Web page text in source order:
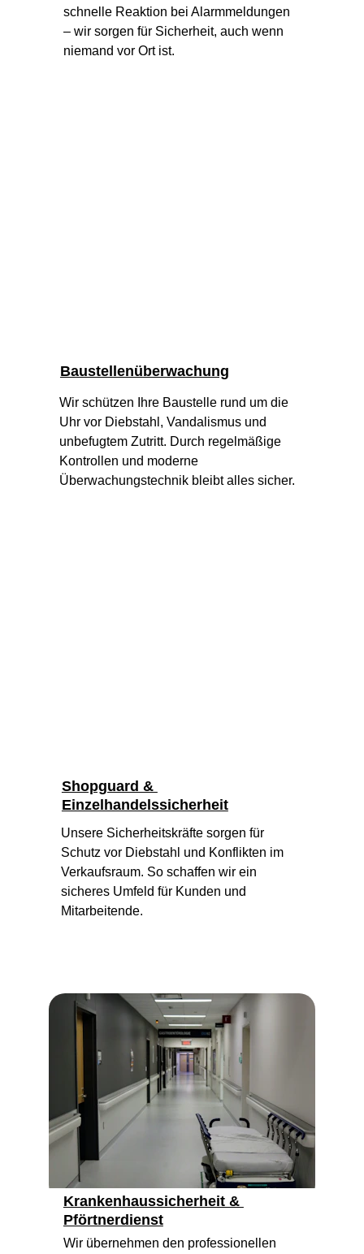
schnelle Reaktion bei Alarmmeldungen
– wir sorgen für Sicherheit, auch wenn
niemand vor Ort ist.
Baustellenüberwachung
Wir schützen Ihre Baustelle rund um die
Uhr vor Diebstahl, Vandalismus und
unbefugtem Zutritt. Durch regelmäßige
Kontrollen und moderne
Überwachungstechnik bleibt alles sicher.
Shopguard &
Einzelhandelssicherheit
Unsere Sicherheitskräfte sorgen für
Schutz vor Diebstahl und Konflikten im
Verkaufsraum. So schaffen wir ein
sicheres Umfeld für Kunden und
Mitarbeitende.
Wir übernehmen den professionellen
Krankenhaussicherheit &
Pförtnerdienst